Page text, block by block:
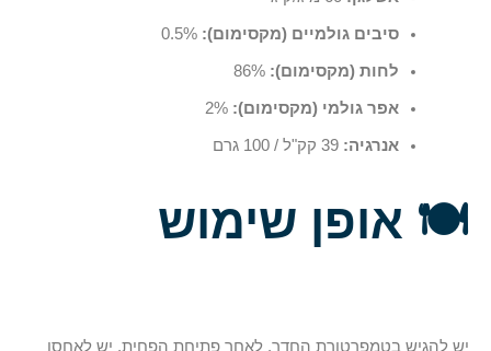
סיבים גולמיים (מקסימום):
לחות (מקסימום):
אפר גולמי (מקסימום):
אנרגיה:
🍽️ אופן שימוש
יש להגיש בטמפרטורת החדר. לאחר פתיחת הפחית, יש לאחסן